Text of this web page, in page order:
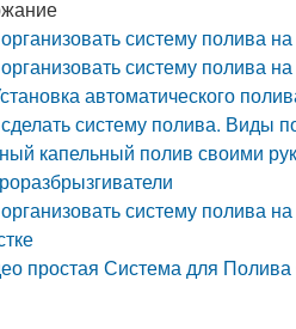
систему полива
систему полива
автоматического
систему полива. Виды
капельный полив своими
систему полива
простая Система для